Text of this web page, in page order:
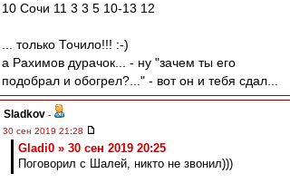
10 Сочи 11 3 3 5 10-13 12
... только Точило!!! :-)
а Рахимов дурачок... - ну "зачем ты его
подобрал и обогрел?..." - вот он и тебя сдал...
Sladkov -
30 сен 2019 21:28
Gladi0 » 30 сен 2019 20:25
Поговорил с Шалей, никто не звонил)))